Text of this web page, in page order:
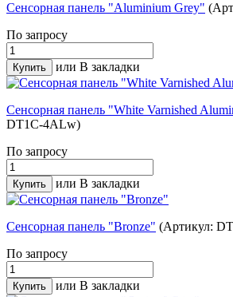
Сенсорная панель "Aluminium Grey"
По запросу
или В закладки
Сенсорная панель "White Varnished
DT1C-4ALw)
По запросу
или В закладки
Сенсорная панель "Bronze" (Артикул:
По запросу
или В закладки